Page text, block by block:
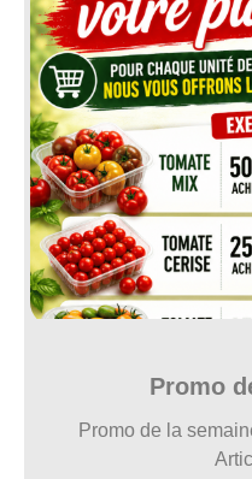
Promo
Promo de la